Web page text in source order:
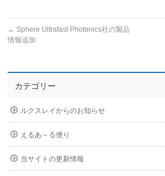
← Sphere Ultrafast Photonics社の製品
情報追加
カテゴリー
ルクスレイからのお知らせ
えるあ～る便り
当サイトの更新情報